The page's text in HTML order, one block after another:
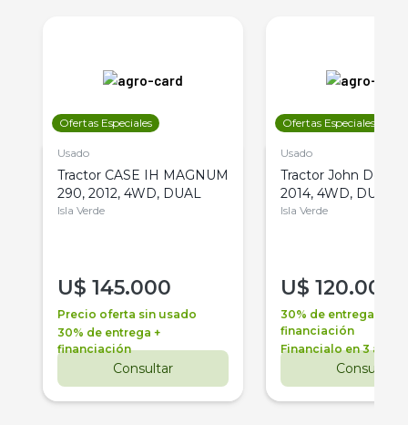
Ofertas Especiales
Usado
Tractor CASE IH MAGNUM
290, 2012, 4WD, DUAL
Isla Verde
U$ 145.000
Precio oferta sin usado
30% de entrega +
financiación
Consultar
Ofertas Especiales
Usado
Tractor John Deere
2014, 4WD, DUAL
Isla Verde
U$ 120.000
30% de entrega +
financiación
Financialo en 3 años
Consultar